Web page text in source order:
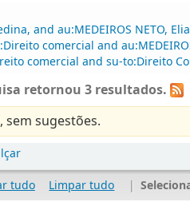
and au:MEDEIROS NETO,
comercial and
comercial and su-to:Direito
retornou 3 resultados.
sem sugestões.
tudo
Limpar tudo |